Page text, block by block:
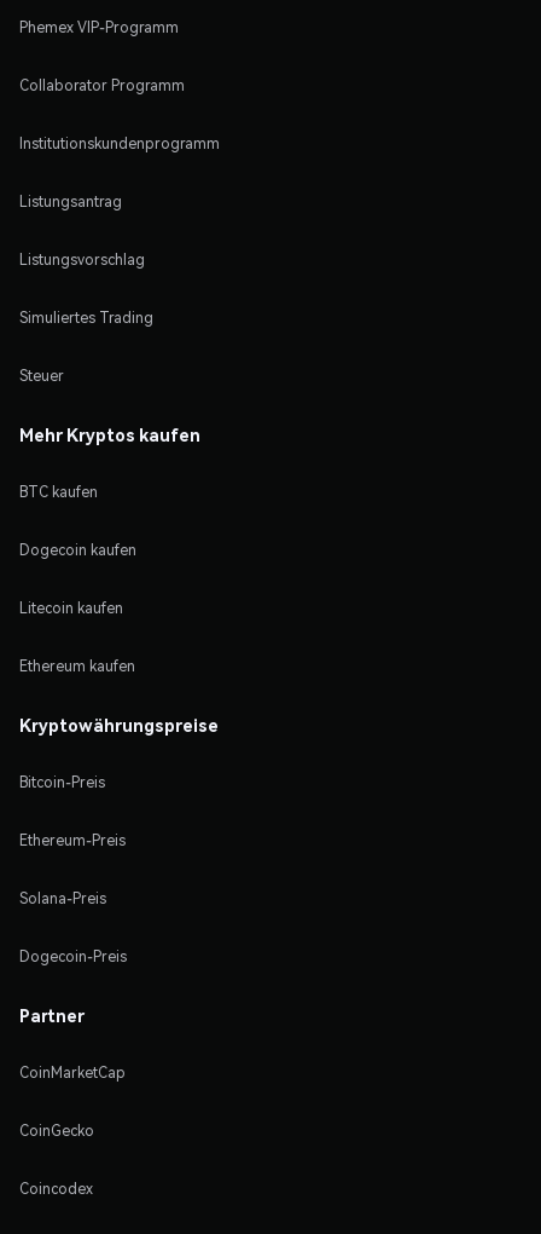
Phemex VIP-Programm
Collaborator Programm
Institutionskundenprogramm
Listungsantrag
Listungsvorschlag
Simuliertes Trading
Steuer
Mehr Kryptos kaufen
BTC kaufen
Dogecoin kaufen
Litecoin kaufen
Ethereum kaufen
Kryptowährungspreise
Bitcoin-Preis
Ethereum-Preis
Solana-Preis
Dogecoin-Preis
Partner
CoinMarketCap
CoinGecko
Coincodex